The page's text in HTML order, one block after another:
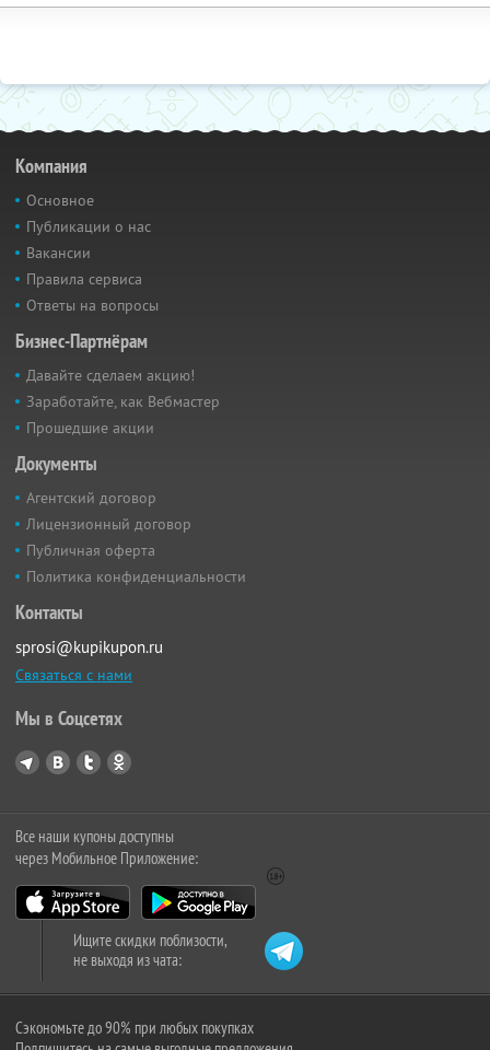
Компания
Основное
Публикации о нас
Вакансии
Правила сервиса
Ответы на вопросы
Бизнес-Партнёрам
Давайте сделаем акцию!
Заработайте, как Вебмастер
Прошедшие акции
Документы
Агентский договор
Лицензионный договор
Публичная оферта
Политика конфиденциальности
Контакты
sprosi@kupikupon.ru
Связаться с нами
Мы в Соцсетях
Все наши купоны доступны
через Мобильное Приложение:
Ищите скидки поблизости,
не выходя из чата:
Сэкономьте до 90% при любых покупках